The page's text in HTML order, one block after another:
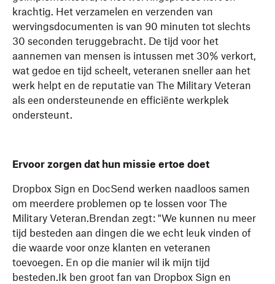
krachtig. Het verzamelen en verzenden van
wervingsdocumenten is van 90 minuten tot slechts
30 seconden teruggebracht. De tijd voor het
aannemen van mensen is intussen met 30% verkort,
wat gedoe en tijd scheelt, veteranen sneller aan het
werk helpt en de reputatie van The Military Veteran
als een ondersteunende en efficiënte werkplek
ondersteunt.
Ervoor zorgen dat hun missie ertoe doet
Dropbox Sign en DocSend werken naadloos samen
om meerdere problemen op te lossen voor The
Military Veteran.Brendan zegt: "We kunnen nu meer
tijd besteden aan dingen die we echt leuk vinden of
die waarde voor onze klanten en veteranen
toevoegen. En op die manier wil ik mijn tijd
besteden.Ik ben groot fan van Dropbox Sign en